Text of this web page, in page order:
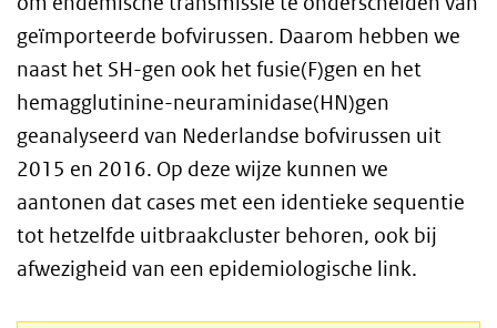
geïmporteerde bofvirussen. Daarom hebben we
naast het SH-gen ook het fusie(F)gen en het
hemagglutinine-neuraminidase(HN)gen
geanalyseerd van Nederlandse bofvirussen uit
2015 en 2016. Op deze wijze kunnen we
aantonen dat cases met een identieke sequentie
tot hetzelfde uitbraakcluster behoren, ook bij
afwezigheid van een epidemiologische link.